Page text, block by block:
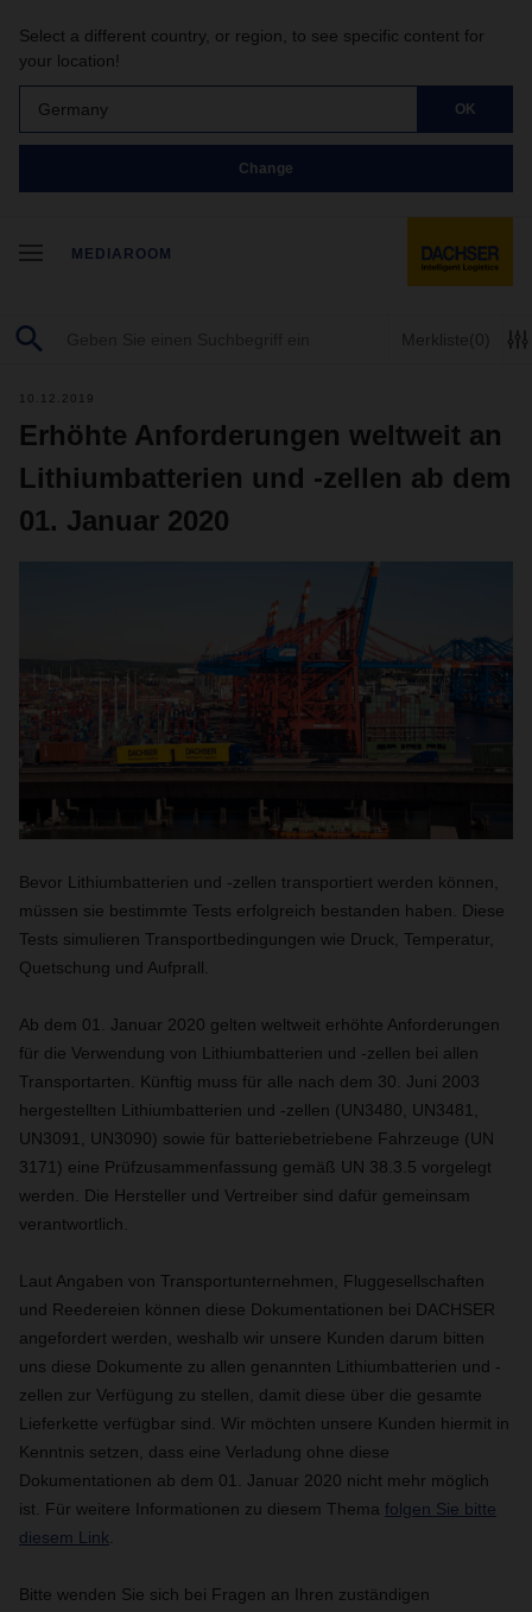
Select a different country, or region, to see specific content for
your location!
Germany OK
Change
MEDIAROOM
Merkliste(0)
10.12.2019
Erhöhte Anforderungen weltweit an
Lithiumbatterien und -zellen ab dem
01. Januar 2020
Bevor Lithiumbatterien und -zellen transportiert werden können,
müssen sie bestimmte Tests erfolgreich bestanden haben. Diese
Tests simulieren Transportbedingungen wie Druck, Temperatur,
Quetschung und Aufprall.
Ab dem 01. Januar 2020 gelten weltweit erhöhte Anforderungen
für die Verwendung von Lithiumbatterien und -zellen bei allen
Transportarten. Künftig muss für alle nach dem 30. Juni 2003
hergestellten Lithiumbatterien und -zellen (UN3480, UN3481,
UN3091, UN3090) sowie für batteriebetriebene Fahrzeuge (UN
3171) eine Prüfzusammenfassung gemäß UN 38.3.5 vorgelegt
werden. Die Hersteller und Vertreiber sind dafür gemeinsam
verantwortlich.
Laut Angaben von Transportunternehmen, Fluggesellschaften
und Reedereien können diese Dokumentationen bei DACHSER
angefordert werden, weshalb wir unsere Kunden darum bitten
uns diese Dokumente zu allen genannten Lithiumbatterien und -
zellen zur Verfügung zu stellen, damit diese über die gesamte
Lieferkette verfügbar sind. Wir möchten unsere Kunden hiermit in
Kenntnis setzen, dass eine Verladung ohne diese
Dokumentationen ab dem 01. Januar 2020 nicht mehr möglich
ist. Für weitere Informationen zu diesem Thema folgen Sie bitte
diesem Link
Bitte wenden Sie sich bei Fragen an Ihren zuständigen